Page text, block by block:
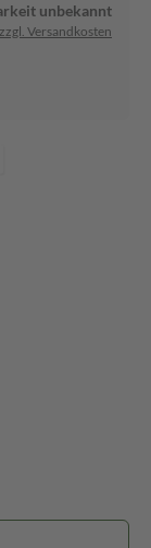
unbekannt
Versandkosten